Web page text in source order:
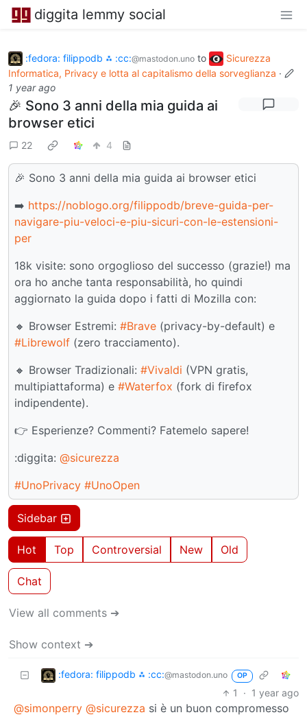
diggita lemmy social
:fedora: filippodb ⁂ :cc:@mastodon.uno to
Sicurezza
Informatica, Privacy e lotta al capitalismo della sorveglianza ·
1 year ago
🎉 Sono 3 anni della mia guida ai
browser etici
22 4
🎉 Sono 3 anni della mia guida ai browser etici
➡️ https://noblogo.org/filippodb/breve-guida-per-
navigare-piu-veloci-e-piu-sicuri-con-le-estensioni-
per
18k visite: sono orgoglioso del successo (grazie!) ma
ora ho anche tanta responsabilità, ho quindi
aggiornato la guida dopo i fatti di Mozilla con:
🔸 Browser Estremi: #Brave (privacy-by-default) e
#Librewolf (zero tracciamento).
🔸 Browser Tradizionali: #Vivaldi (VPN gratis,
multipiattaforma) e #Waterfox (fork di firefox
indipendente).
👉 Esperienze? Commenti? Fatemelo sapere!
:diggita: @sicurezza
#UnoPrivacy #UnoOpen
Sidebar
Hot Top Controversial New Old
Chat
View all comments ➔
Show context ➔
:fedora: filippodb ⁂ :cc:@mastodon.uno OP
1 · 1 year ago
@simonperry @sicurezza si è un buon compromesso